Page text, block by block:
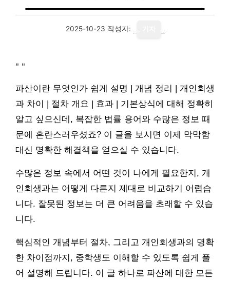
2025-10-23 작성자:
" "
파산이란 무엇인가 쉽게 설명 | 개념 정리 | 개인회생
과 차이 | 절차 개요 | 효과 | 기본상식에 대해 정확히
알고 싶으신데, 복잡한 법률 용어와 수많은 정보 때
문에 혼란스러우셨죠? 이 글을 보시면 이제 막막함
대신 명확한 해결책을 얻으실 수 있습니다.
수많은 정보 속에서 어떤 것이 나에게 필요한지, 개
인회생과는 어떻게 다른지 제대로 비교하기 어렵습
니다. 잘못된 정보는 더 큰 어려움을 초래할 수 있습
니다.
핵심적인 개념부터 절차, 그리고 개인회생과의 명확
한 차이점까지, 중학생도 이해할 수 있도록 쉽게 풀
어 설명해 드립니다. 이 글 하나로 파산에 대한 모든